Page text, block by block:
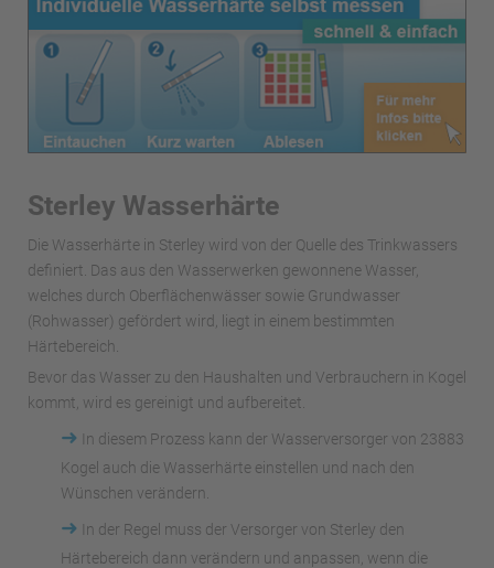
Sterley Wasserhärte
Die Wasserhärte in Sterley wird von der Quelle des Trinkwassers
definiert. Das aus den Wasserwerken gewonnene Wasser,
welches durch Oberflächenwässer sowie Grundwasser
(Rohwasser) gefördert wird, liegt in einem bestimmten
Härtebereich.
Bevor das Wasser zu den Haushalten und Verbrauchern in Kogel
kommt, wird es gereinigt und aufbereitet.
➜
In diesem Prozess kann der Wasserversorger von 23883
Kogel auch die Wasserhärte einstellen und nach den
Wünschen verändern.
➜
In der Regel muss der Versorger von Sterley den
Härtebereich dann verändern und anpassen, wenn die